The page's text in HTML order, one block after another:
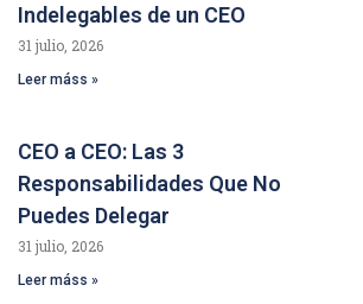
Indelegables de un CEO
31 julio, 2026
Leer máss »
CEO a CEO: Las 3
Responsabilidades Que No
Puedes Delegar
31 julio, 2026
Leer máss »